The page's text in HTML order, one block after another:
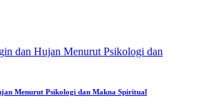
Menurut Psikologi dan Makna Spiritual